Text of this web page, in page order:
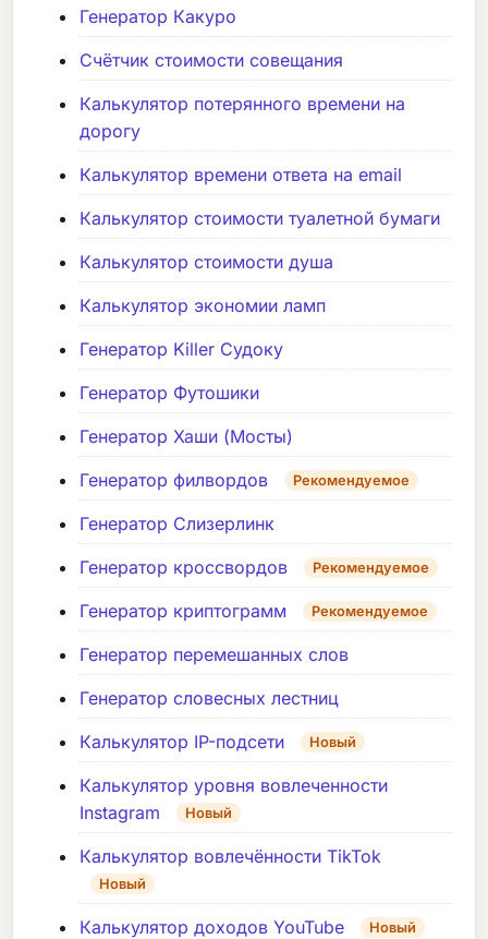
Генератор Какуро
Счётчик стоимости совещания
Калькулятор потерянного времени на
дорогу
Калькулятор времени ответа на email
Калькулятор стоимости туалетной бумаги
Калькулятор стоимости душа
Калькулятор экономии ламп
Генератор Killer Судоку
Генератор Футошики
Генератор Хаши (Мосты)
Генератор филвордов
Рекомендуемое
Генератор Слизерлинк
Генератор кроссвордов
Рекомендуемое
Генератор криптограмм Рекомендуемое
Генератор перемешанных слов
Генератор словесных лестниц
Калькулятор IP-подсети
Новый
Калькулятор уровня вовлеченности
Instagram
Новый
Калькулятор вовлечённости TikTok
Новый
Калькулятор доходов YouTube Новый